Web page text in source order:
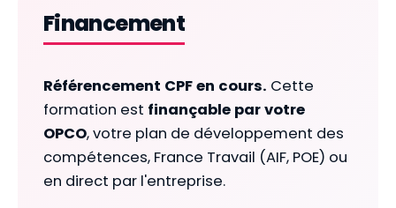
Financement
Référencement CPF en cours. Cette
formation est finançable par votre
OPCO, votre plan de développement des
compétences, France Travail (AIF, POE) ou
en direct par l'entreprise.